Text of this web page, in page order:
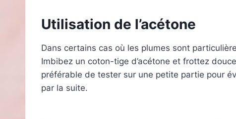
Utilisation de l’acétone
Dans certains cas où les plumes sont
Imbibez un coton-tige d’acétone et frottez
préférable de tester sur une petite partie pour
par la suite.